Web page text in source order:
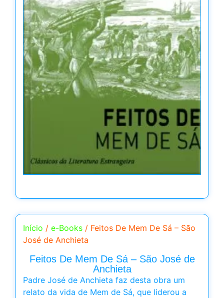
Início / e-Books / Feitos De Mem De Sá – São
José de Anchieta
Feitos De Mem De Sá – São José de
Anchieta
Padre José de Anchieta faz desta obra um
relato da vida de Mem de Sá, que liderou a